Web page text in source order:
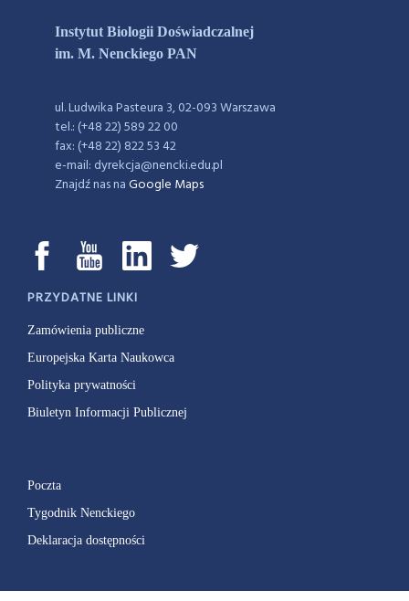
Instytut Biologii Doświadczalnej
im. M. Nenckiego PAN
ul. Ludwika Pasteura 3, 02-093 Warszawa
tel.: (+48 22) 589 22 00
fax: (+48 22) 822 53 42
e-mail: dyrekcja@nencki.edu.pl
Znajdź nas naGoogle Maps
PRZYDATNE LINKI
Zamówienia publiczne
Europejska Karta Naukowca
Polityka prywatności
Biuletyn Informacji Publicznej
Poczta
Tygodnik Nenckiego
Deklaracja dostępności